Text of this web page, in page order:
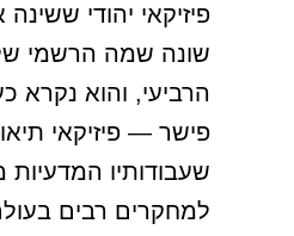
פיזיקאי יהודי
שונה שמה הרשמי
הרביעי, והוא נקרא
פישר — פיזיקאי
שעבודותיו
למחקרים רבים